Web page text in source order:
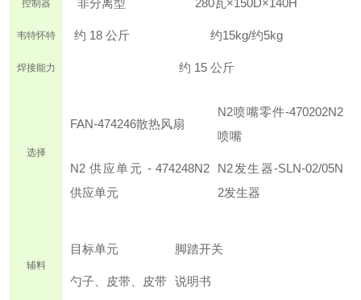
控制器 非分离型 280瓦×150D×140H
韦特怀特 约 18 公斤 约15kg/约5kg
焊接能力 约 15 公斤
选择
FAN-474246散热风扇
N2喷嘴零件-470202N2
喷嘴
N2 供应单元 - 474248N2
供应单元
N2发生器-SLN-02/05N
2发生器
辅料
目标单元 脚踏开关
勺子、皮带 、皮带 说明书